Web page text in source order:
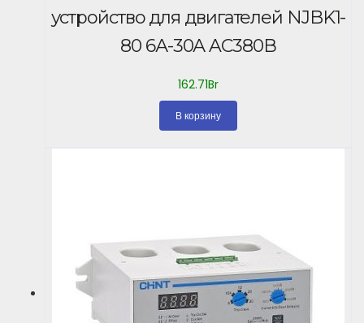
устройство для двигателей NJBK1-
80 6А-30А AC380В
162.71Br
В корзину